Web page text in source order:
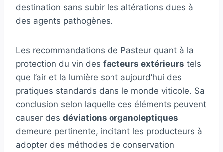
destination sans subir les altérations dues à
des agents pathogènes.
Les recommandations de Pasteur quant à la
protection du vin des facteurs extérieurs tels
que l’air et la lumière sont aujourd’hui des
pratiques standards dans le monde viticole. Sa
conclusion selon laquelle ces éléments peuvent
causer des déviations organoleptiques
demeure pertinente, incitant les producteurs à
adopter des méthodes de conservation